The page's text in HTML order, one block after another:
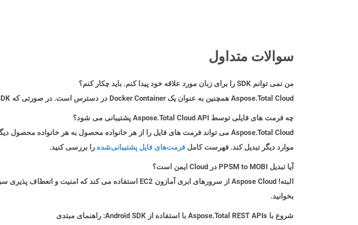
سوالات متداول
من نمی توانم SDK را برای زبان مورد علاقه خود پیدا کنم. باید چکار کنم؟
Aspose.Total Cloud همچنین به عنوان یک Docker Container در دسترس است. در صورتی که SDK مورد نیاز شما هنوز در دسترس نیست، از آن با cURL استفاده کنید.
چه فرمت های فایلی توسط Aspose.Total Cloud API پشتیبانی می شود؟
موارد دیگر تبدیل کند. فهرست کامل فرمت‌های فایل پشتیبانی‌شده را بررسی کنید.
آیا تبدیل PPSM to MOBI در Cloud ایمن است؟
بخوانید.
شروع با Aspose.Total REST APIs با استفاده از Android SDK: راهنمای مبتدی